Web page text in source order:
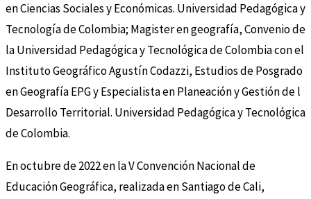
en Ciencias Sociales y Económicas. Universidad Pedagógica y
Tecnología de Colombia; Magister en geografía, Convenio de
la Universidad Pedagógica y Tecnológica de Colombia con el
Instituto Geográfico Agustín Codazzi, Estudios de Posgrado
en Geografía EPG y Especialista en Planeación y Gestión de l
Desarrollo Territorial. Universidad Pedagógica y Tecnológica
de Colombia.
En octubre de 2022 en la V Convención Nacional de
Educación Geográfica, realizada en Santiago de Cali,